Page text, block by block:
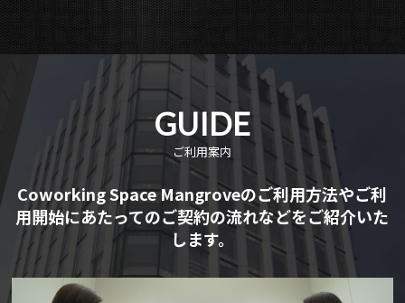
GUIDE
ご利用案内
Coworking Space Mangroveのご利用方法やご利
用開始にあたってのご契約の流れなどをご紹介いた
します。